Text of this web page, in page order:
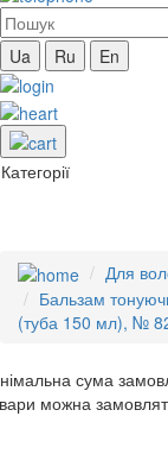
Ua Ru En
Категорії
Для
Бальзам
(туба 150 мл), №
сума
можна